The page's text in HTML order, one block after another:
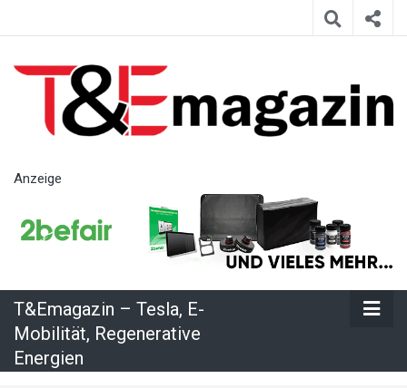
– Tesla, E-
Mobilität,
Regenerative
Energien
Anzeige
T&Emagazin – Tesla, E-
Mobilität, Regenerative
Energien